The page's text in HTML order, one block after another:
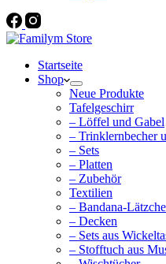
Startseite
Shop
Neue Produkte
Tafelgeschirr
– Löffel und Gabel
– Trinklernbecher
– Sets
– Platten
– Zubehör
Textilien
– Bandana-
– Decken
– Sets aus
– Stofftuch aus